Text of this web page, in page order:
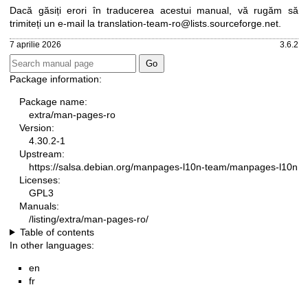
Dacă găsiți erori în traducerea acestui manual, vă rugăm să
trimiteți un e-mail la translation-team-ro@lists.sourceforge.net.
7 aprilie 2026 3.6.2
Package information:
Package name:
extra/man-pages-ro
Version:
4.30.2-1
Upstream:
https://salsa.debian.org/manpages-l10n-team/manpages-l10n
Licenses:
GPL3
Manuals:
/listing/extra/man-pages-ro/
Table of contents
In other languages:
en
fr